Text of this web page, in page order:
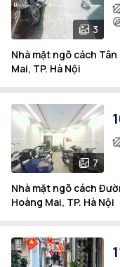
3
Nhà mặt ngõ cách Tân
Mai, TP. Hà Nội
7
Nhà mặt ngõ cách
Hoàng Mai, TP. Hà Nội